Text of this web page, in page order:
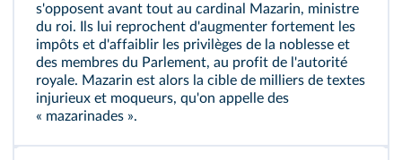
s'opposent avant tout au cardinal Mazarin, ministre
du roi. Ils lui reprochent d'augmenter fortement les
impôts et d'affaiblir les privilèges de la noblesse et
des membres du Parlement, au profit de l'autorité
royale. Mazarin est alors la cible de milliers de textes
injurieux et moqueurs, qu'on appelle des
« mazarinades ».